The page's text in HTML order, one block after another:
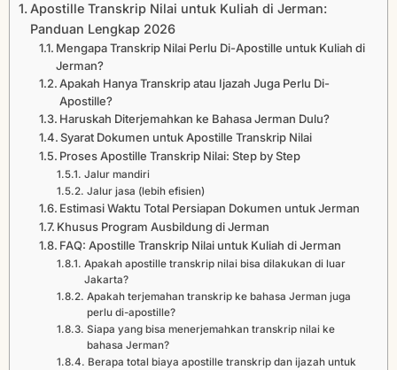
Apostille Transkrip Nilai untuk Kuliah di Jerman:
Panduan Lengkap 2026
Mengapa Transkrip Nilai Perlu Di-Apostille untuk Kuliah di
Jerman?
Apakah Hanya Transkrip atau Ijazah Juga Perlu Di-
Apostille?
Haruskah Diterjemahkan ke Bahasa Jerman Dulu?
Syarat Dokumen untuk Apostille Transkrip Nilai
Proses Apostille Transkrip Nilai: Step by Step
Jalur mandiri
Jalur jasa (lebih efisien)
Estimasi Waktu Total Persiapan Dokumen untuk Jerman
Khusus Program Ausbildung di Jerman
FAQ: Apostille Transkrip Nilai untuk Kuliah di Jerman
Apakah apostille transkrip nilai bisa dilakukan di luar
Jakarta?
Apakah terjemahan transkrip ke bahasa Jerman juga
perlu di-apostille?
Siapa yang bisa menerjemahkan transkrip nilai ke
bahasa Jerman?
Berapa total biaya apostille transkrip dan ijazah untuk